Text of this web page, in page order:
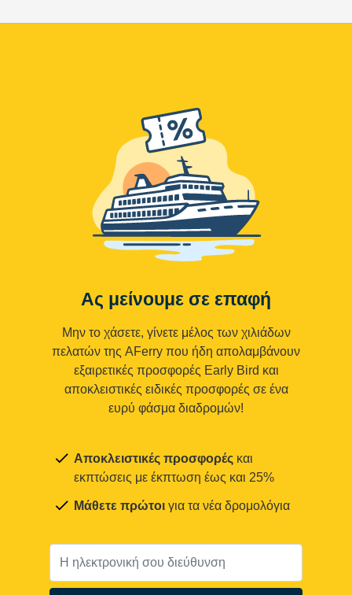
Ας μείνουμε σε επαφή
Μην το χάσετε, γίνετε μέλος των χιλιάδων
πελατών της AFerry που ήδη απολαμβάνουν
εξαιρετικές προσφορές Early Bird και
αποκλειστικές ειδικές προσφορές σε ένα
ευρύ φάσμα διαδρομών!
Αποκλειστικές προσφορές και
εκπτώσεις με έκπτωση έως και 25%
Μάθετε πρώτοι για τα νέα δρομολόγια